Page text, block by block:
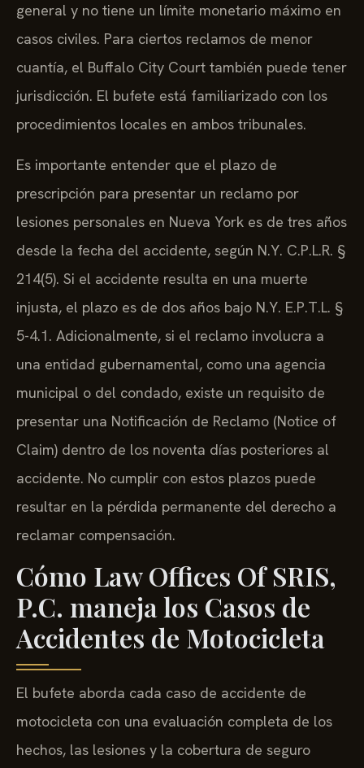
general y no tiene un límite monetario máximo en
casos civiles. Para ciertos reclamos de menor
cuantía, el Buffalo City Court también puede tener
jurisdicción. El bufete está familiarizado con los
procedimientos locales en ambos tribunales.
Es importante entender que el plazo de
prescripción para presentar un reclamo por
lesiones personales en Nueva York es de tres años
desde la fecha del accidente, según N.Y. C.P.L.R. §
214(5). Si el accidente resulta en una muerte
injusta, el plazo es de dos años bajo N.Y. E.P.T.L. §
5-4.1. Adicionalmente, si el reclamo involucra a
una entidad gubernamental, como una agencia
municipal o del condado, existe un requisito de
presentar una Notificación de Reclamo (Notice of
Claim) dentro de los noventa días posteriores al
accidente. No cumplir con estos plazos puede
resultar en la pérdida permanente del derecho a
reclamar compensación.
Cómo Law Offices Of SRIS,
P.C. maneja los Casos de
Accidentes de Motocicleta
El bufete aborda cada caso de accidente de
motocicleta con una evaluación completa de los
hechos, las lesiones y la cobertura de seguro